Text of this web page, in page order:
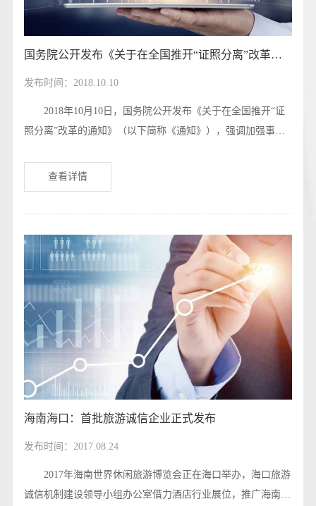
国务院公开发布《关于在全国推开“证照分离”改革的通知》
发布时间：2018.10.10
2018年10月10日，国务院公开发布《关于在全国推开“证
照分离”改革的通知》（以下简称《通知》），强调加强事中
形成全过程监管体系，加快建立以信息归集共享为基础、以信
息公示
查看详情
海南海口：首批旅游诚信企业正式发布
发布时间：2017.08.24
2017年海南世界休闲旅游博览会正在海口举办，海口旅游
诚信机制建设领导小组办公室借力酒店行业展位，推广海南A